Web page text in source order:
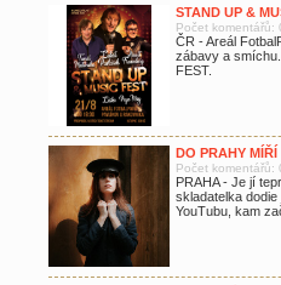
STAND UP &
Počet komentářů:
ČR - Areál
zábavy a
FEST.
DO PRAHY
Počet komentářů:
PRAHA - Je jí
skladatelka
YouTubu, kam